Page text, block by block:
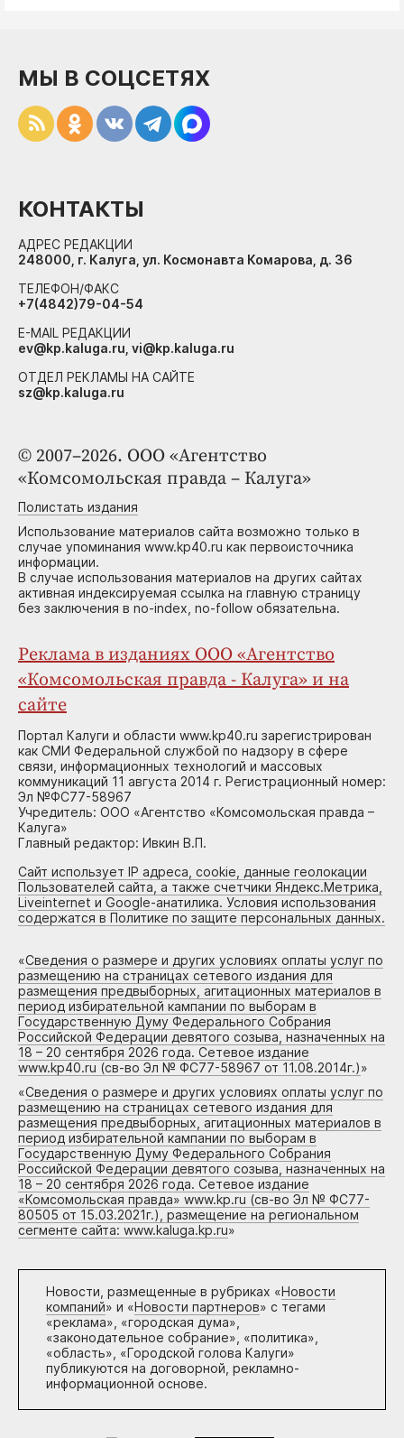
© 2007–2026. ООО «Агентство
«Комсомольская правда – Калуга»
Полистать издания
Использование материалов сайта возможно только в
случае упоминания www.kp40.ru как первоисточника
информации.
В случае использования материалов на других сайтах
активная индексируемая ссылка на главную страницу
без заключения в no-index, no-follow обязательна.
Реклама в изданиях ООО «Агентство
«Комсомольская правда - Калуга» и на
сайте
Портал Калуги и области www.kp40.ru зарегистрирован
как СМИ Федеральной службой по надзору в сфере
связи, информационных технологий и массовых
коммуникаций 11 августа 2014 г. Регистрационный номер:
Эл №ФС77-58967
Учредитель: ООО «Агентство «Комсомольская правда –
Калуга»
Главный редактор: Ивкин В.П.
Сайт использует IP адреса, cookie, данные геолокации
Пользователей сайта, а также счетчики Яндекс.Метрика,
Liveinternet и Google-анатилика. Условия использования
содержатся в Политике по защите персональных данных.
«Сведения о размере и других условиях оплаты услуг по
размещению на страницах сетевого издания для
размещения предвыборных, агитационных материалов в
период избирательной кампании по выборам в
Государственную Думу Федерального Собрания
Российской Федерации девятого созыва, назначенных на
18 – 20 сентября 2026 года. Сетевое издание
www.kp40.ru (св-во Эл № ФС77-58967 от 11.08.2014г.)»
«Сведения о размере и других условиях оплаты услуг по
размещению на страницах сетевого издания для
размещения предвыборных, агитационных материалов в
период избирательной кампании по выборам в
Государственную Думу Федерального Собрания
Российской Федерации девятого созыва, назначенных на
18 – 20 сентября 2026 года. Сетевое издание
«Комсомольская правда» www.kp.ru (св-во Эл № ФС77-
80505 от 15.03.2021г.), размещение на региональном
сегменте сайта: www.kaluga.kp.ru»
Новости, размещенные в рубриках «Новости
компаний» и «Новости партнеров» с тегами
«реклама», «городская дума»,
«законодательное собрание», «политика»,
«область», «Городской голова Калуги»
публикуются на договорной, рекламно-
информационной основе.
МЫ В СОЦСЕТЯХ
КОНТАКТЫ
АДРЕС РЕДАКЦИИ
248000, г. Калуга, ул. Космонавта Комарова, д. 36
ТЕЛЕФОН/ФАКС
+7(4842)79-04-54
E-MAIL РЕДАКЦИИ
ev@kp.kaluga.ru, vi@kp.kaluga.ru
ОТДЕЛ РЕКЛАМЫ НА САЙТЕ
sz@kp.kaluga.ru